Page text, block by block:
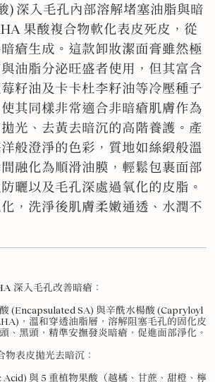
) 深入毛孔內部溶解堵塞油脂與暗
果酸複合物軟化表皮死皮，從
瘡生成。這款卸妝潔面膏雖然極
油脂分泌旺盛者使用，但其富含
籽油及卡卡杜李籽油等冷壓種子
其同樣非常適合非暗瘡肌膚作為
光、去黃去暗沉的高階養護。 產
般澄淨的色彩，質地如絲緞般溫
融化為順滑油膜，輕鬆包裹面部
曬以及毛孔深處過氧化的皮脂。
，洗淨後肌膚柔嫩通透、水潤不
深入毛孔改善暗瘡 ：
(Encapsulated SA) 與辛酰水楊酸 (Capryloyl
，溫和穿透油脂層，溶解阻塞毛孔的固化皮
、黑頭，精準安撫發炎暗瘡，促進面部淨化。
物表皮拋光去暗沉 ：
Acid) 與 5 重植物果酸（越橘、甘蔗、甜橙、檸